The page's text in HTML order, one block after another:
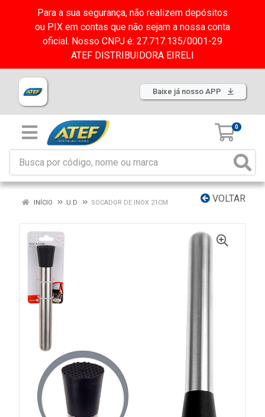
Para a sua segurança, não realizem depósitos
ou PIX em contas que não sejam a nossa conta
oficial. Nosso CNPJ é: 27.717.135/0001-29
ATEF DISTRIBUIDORA EIRELI
Baixe já nosso APP
0
VOLTAR
INÍCIO U.D SOCADOR DE INOX 21CM